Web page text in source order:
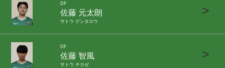
DF
佐藤 元太朗
サトウ ゲンタロウ
>
DF
佐藤 智風
サトウ チカゼ
>